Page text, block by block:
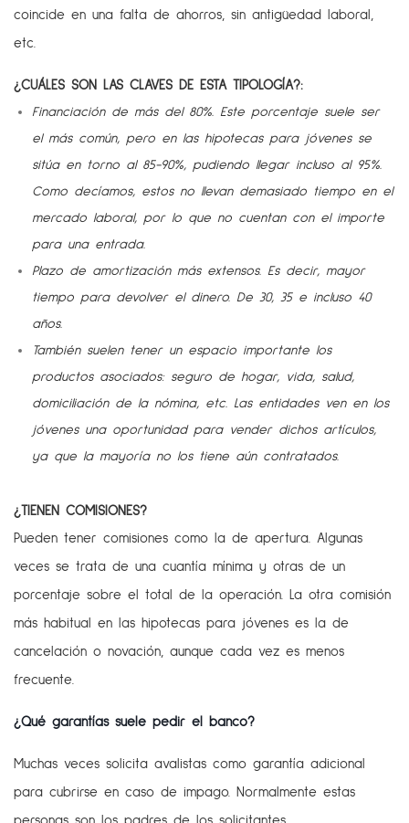
coincide en una falta de ahorros, sin antigüedad laboral,
etc.
¿CUÁLES SON LAS CLAVES DE ESTA TIPOLOGÍA?:
Financiación de más del 80%. Este porcentaje suele ser
el más común, pero en las hipotecas para jóvenes se
sitúa en torno al 85-90%, pudiendo llegar incluso al 95%.
Como decíamos, estos no llevan demasiado tiempo en el
mercado laboral, por lo que no cuentan con el importe
para una entrada.
Plazo de amortización más extensos. Es decir, mayor
tiempo para devolver el dinero. De 30, 35 e incluso 40
años.
También suelen tener un espacio importante los
productos asociados: seguro de hogar, vida, salud,
domiciliación de la nómina, etc. Las entidades ven en los
jóvenes una oportunidad para vender dichos artículos,
ya que la mayoría no los tiene aún contratados.
¿TIENEN COMISIONES?
Pueden tener comisiones como la de apertura. Algunas
veces se trata de una cuantía mínima y otras de un
porcentaje sobre el total de la operación. La otra comisión
más habitual en las hipotecas para jóvenes es la de
cancelación o novación, aunque cada vez es menos
frecuente.
¿Qué garantías suele pedir el banco?
Muchas veces solicita avalistas como garantía adicional
para cubrirse en caso de impago. Normalmente estas